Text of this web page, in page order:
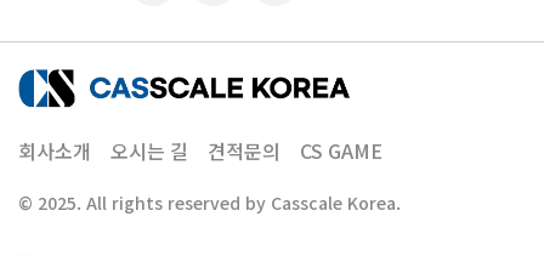
회사소개 오시는 길 견적문의 CS GAME
© 2025. All rights reserved by Casscale Korea.